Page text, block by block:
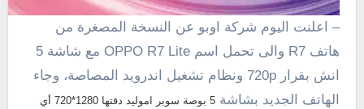
– اعلنت اليوم شركة اوبو عن النسخة المصغرة من
هاتف R7 والى تحمل اسم OPPO R7 Lite مع شاشة 5
انش بقرار 720p ونظام تشغيل اندرويد المصاصة، وجاء
الهاتف الجديد بشاشة
5 بوصة سوبر اموليد دقتها 1280*720 أي